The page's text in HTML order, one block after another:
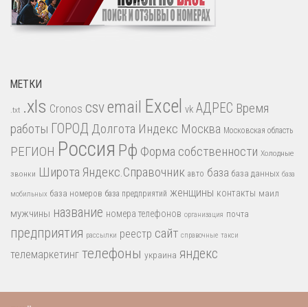
МЕТКИ
.txt .xls Cronos csvemail Excel vk АДРЕС Время
работы ГОРОД Долгота Индекс Москва Московская область
РЕГИОН Россия Рф Форма собственности Холодные
звонки Широта Яндекс.Справочник авто база база данных база
мобильных база номеров база предприятий женщины контакты маил
мужчины название номера телефонов организация почта
предприятия рассылки реестр сайт справочные такси
телемаркетинг телефоны украина яндекс